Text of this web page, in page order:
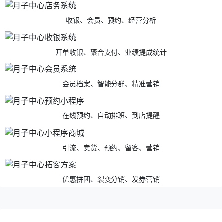
收银、会员、预约、经营分析
开单收银、聚合支付、业绩提成统计
会员档案、智能分群、精准营销
在线预约、自动排班、到店提醒
引流、卖货、预约、留客、营销
优惠拼团、裂变分销、发券营销